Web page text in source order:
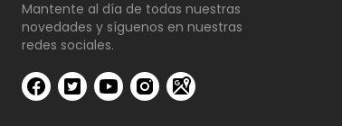
Mantente al día de todas nuestras
novedades y síguenos en nuestras
redes sociales.